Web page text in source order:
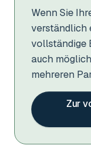
Wenn Sie
verständlich
vollständige
auch
mehreren
Zur